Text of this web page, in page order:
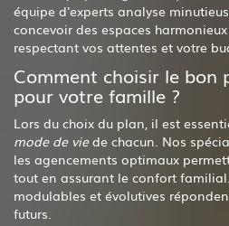
équipe d'experts analyse
concevoir des espaces
respectant vos attentes et votre
Comment choisir le bon
pour votre famille ?
Lors du choix du plan, il est
mode de viede chacun. Nos
les agencements optimaux
tout en assurant le confort
modulables et évolutives
futurs.